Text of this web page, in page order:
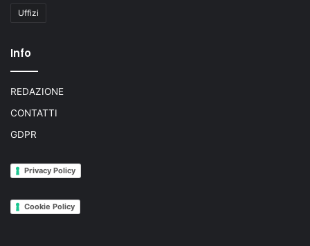
Uffizi
Info
REDAZIONE
CONTATTI
GDPR
Privacy Policy
Cookie Policy